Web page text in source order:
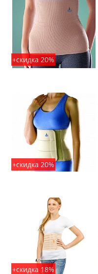
+скидка 20%
+скидка 20%
+скидка 18%